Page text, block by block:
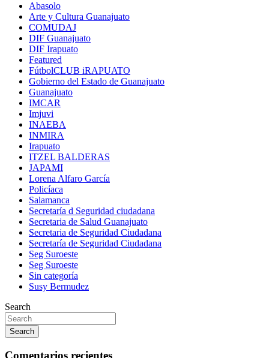
Abasolo
Arte y Cultura Guanajuato
COMUDAJ
DIF Guanajuato
DIF Irapuato
Featured
FútbolCLUB iRAPUATO
Gobierno del Estado de Guanajuato
Guanajuato
IMCAR
Imjuvi
INAEBA
INMIRA
Irapuato
ITZEL BALDERAS
JAPAMI
Lorena Alfaro García
Policíaca
Salamanca
Secretaría d Seguridad ciudadana
Secretaria de Salud Guanajuato
Secretaria de Seguridad Ciudadana
Secretaría de Seguridad Ciudadana
Seg Suroeste
Seg Suroeste
Sin categoría
Susy Bermudez
Search
Search
Comentarios recientes